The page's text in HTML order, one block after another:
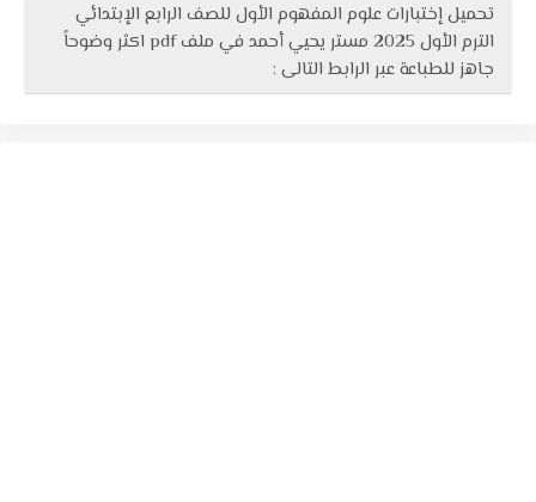
تحميل إختبارات علوم المفهوم الأول للصف الرابع الإبتدائي
الترم الأول 2025 مستر يحيي أحمد في ملف pdf اكثر وضوحاً
جاهز للطباعة عبر الرابط التالى :